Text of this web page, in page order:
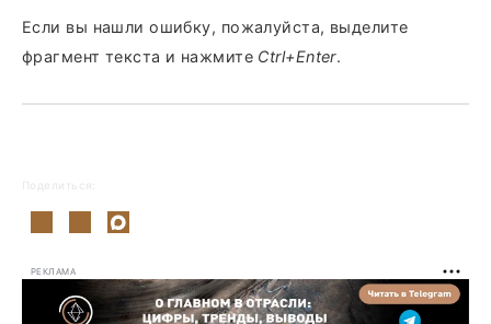
Если вы нашли ошибку, пожалуйста, выделите
фрагмент текста и нажмите Ctrl+Enter.
Поделиться:
РЕКЛАМА